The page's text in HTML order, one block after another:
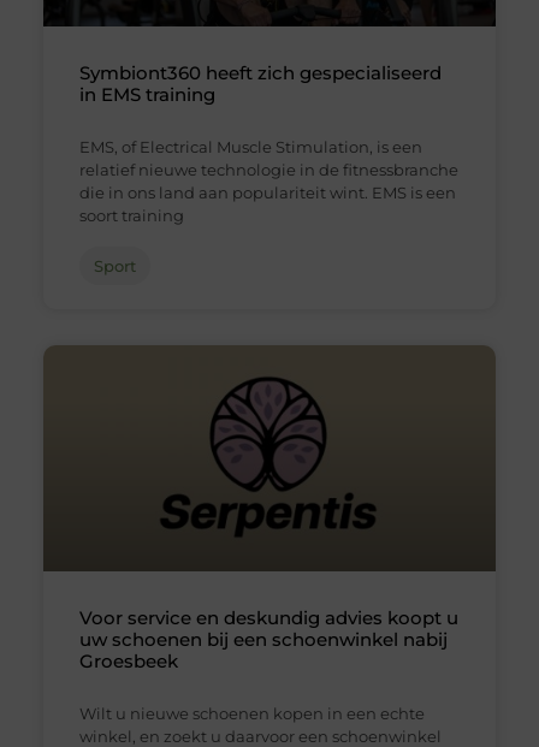
Symbiont360 heeft zich gespecialiseerd
in EMS training
EMS, of Electrical Muscle Stimulation, is een
relatief nieuwe technologie in de fitnessbranche
die in ons land aan populariteit wint. EMS is een
soort training
Sport
Voor service en deskundig advies koopt u
uw schoenen bij een schoenwinkel nabij
Groesbeek
Wilt u nieuwe schoenen kopen in een echte
winkel, en zoekt u daarvoor een schoenwinkel